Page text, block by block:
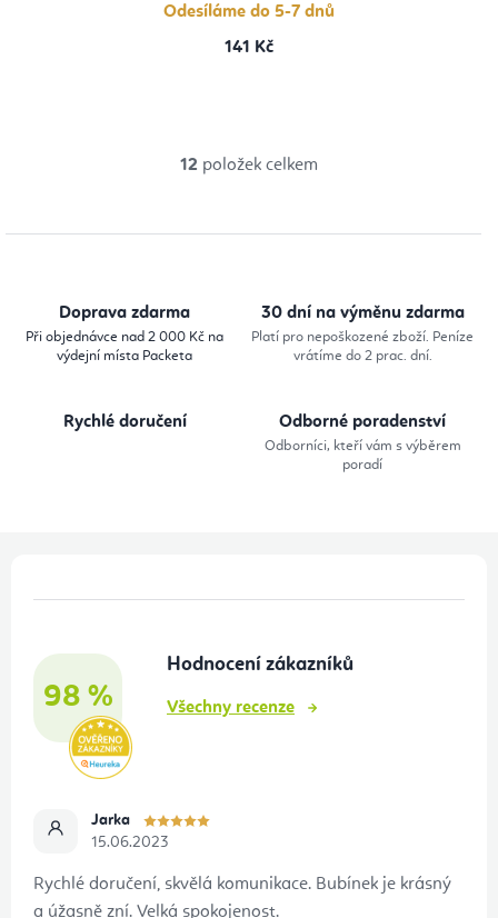
Odesíláme do 5-7 dnů
141 Kč
l
d
a
i
s
12 položek celkem
Doprava zdarma
Při objednávce nad 2 000 Kč na
výdejní místa Packeta
30 dní na výměnu zdarma
Platí pro nepoškozené zboží. Peníze
vrátíme do 2 prac. dní.
Rychlé doručení Odborné poradenství
Odborníci, kteří vám s výběrem
poradí
98 %
Hodnocení zákazníků
Všechny recenze
Jarka
15.06.2023
Rychlé doručení, skvělá komunikace. Bubínek je krásný
a úžasně zní. Velká spokojenost.